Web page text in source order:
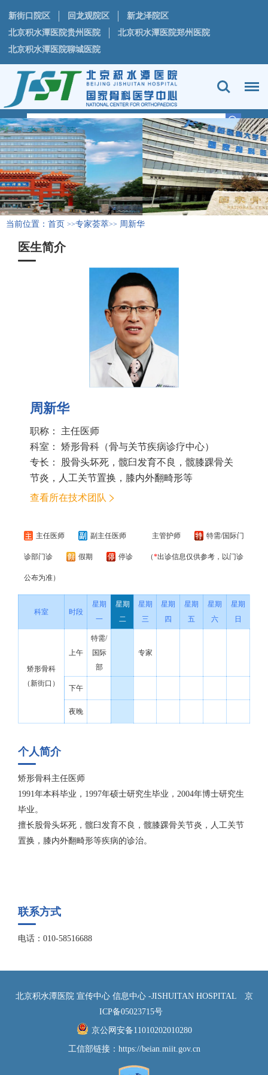
新街口院区 回龙观院区
新龙泽院区
北京积水潭医院贵州医院
北京积水潭医院郑州医院
北京积水潭医院聊城医院
当前位置： 首页 >>专家荟萃>> 周新华
医生简介
周新华
职称： 主任医师
科室： 矫形骨科（骨与关节疾病诊疗中心）
专长： 股骨头坏死，髋臼发育不良，髋膝踝骨关
节炎，人工关节置换，膝内外翻畸形等
查看所在技术团队
主任医师 副主任医师 主管护师 特需/国际门
诊部门诊 假期 停诊 （*出诊信息仅供参考，以门诊
公布为准）
科室 时段
星期
一
星期
二
星期
三
星期
四
星期
五
星期
六
星期
日
矫形骨科
（新街口）
上午
特需/
国际
部
专家
下午
夜晚
个人简介
矫形骨科主任医师
1991年本科毕业，1997年硕士研究生毕业，2004年博士研究生
毕业。
擅长股骨头坏死，髋臼发育不良，髋膝踝骨关节炎，人工关节
置换，膝内外翻畸形等疾病的诊治。
联系方式
电话：010-58516688
北京积水潭医院 宣传中心 信息中心 -JISHUITAN HOSPITAL
京
ICP备05023715号
京公网安备11010202010280
工信部链接： https://beian.miit.gov.cn